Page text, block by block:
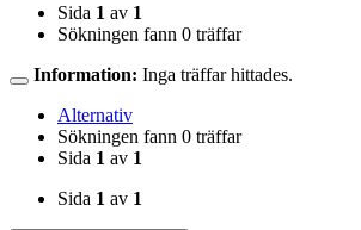
Sida 1 av 1
Sökningen fann 0 träffar
Information: Inga träffar hittades.
Alternativ
Sökningen fann 0 träffar
Sida 1 av 1
Sida 1 av 1